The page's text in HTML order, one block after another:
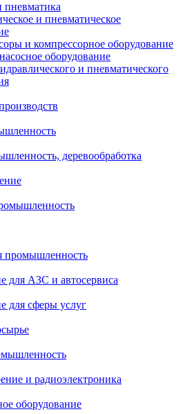
пневматика
и пневматическое
и компрессорное оборудование
оборудование
и пневматического
деревообработка
промышленность
для АЗС и автосервиса
для сферы услуг
и радиоэлектроника
оборудование